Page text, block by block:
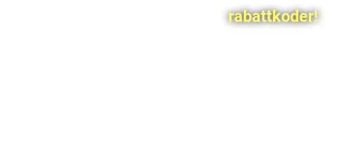
rabattkoder!